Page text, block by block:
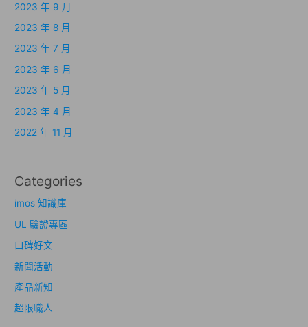
2023 年 9 月
2023 年 8 月
2023 年 7 月
2023 年 6 月
2023 年 5 月
2023 年 4 月
2022 年 11 月
Categories
imos 知識庫
UL 驗證專區
口碑好文
新聞活動
產品新知
超限職人